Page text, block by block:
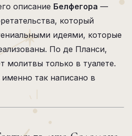
описание Белфегора —
который
идеями, которые
По де Планси,
молитвы только в туалете.
так написано в